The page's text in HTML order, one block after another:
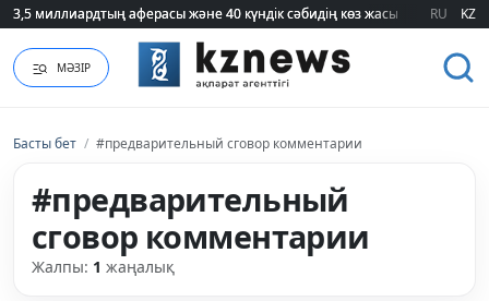
3,5 миллиардтың аферасы және 40 күндік сәбидің көз жасы:
3,5 миллиардтың аферасы және 40 күндік сәбидің көз жасы: RU KZ
МӘЗІР
Басты бет / #предварительный сговор комментарии
#предварительный
сговор комментарии
Жалпы: 1 жаңалық